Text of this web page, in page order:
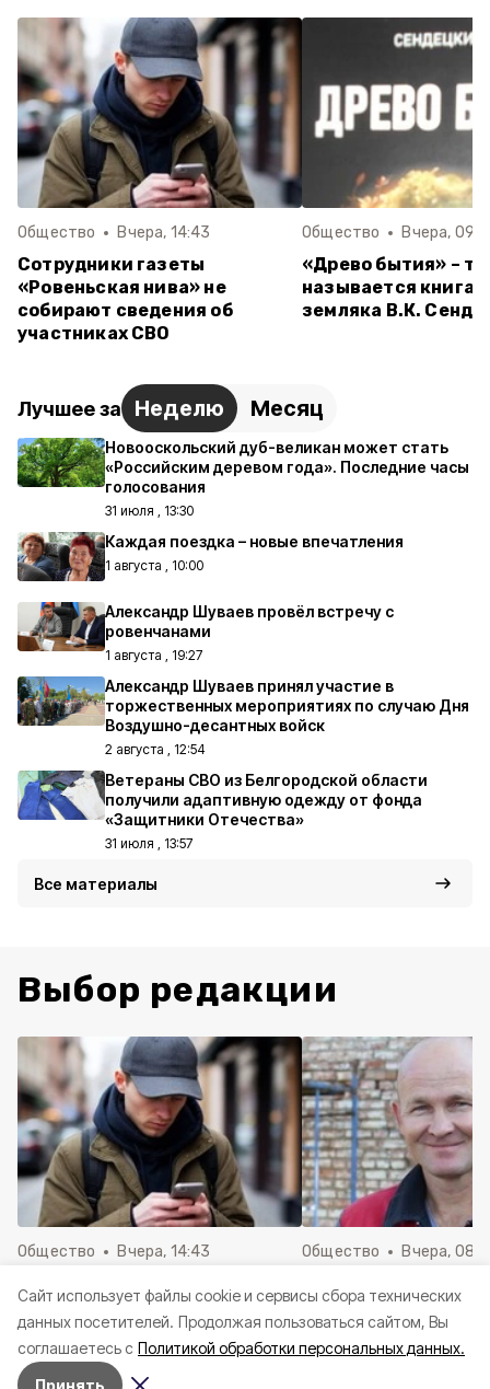
Cайт использует файлы cookie и сервисы сбора технических
данных посетителей. Продолжая пользоваться сайтом, Вы
соглашаетесь с Политикой обработки персональных данных.
Принять
Общество Вчера, 14:43
Сотрудники газеты
«Ровеньская нива» не
собирают сведения об
участниках СВО
Общество Вчера,
«Древо бытия» –
называется книга
земляка В.К.
Лучшее за Неделю Месяц
Новооскольский дуб-великан может стать
«Российским деревом года». Последние часы
голосования
31 июля , 13:30
Каждая поездка – новые впечатления
1 августа , 10:00
Александр Шуваев провёл встречу с
ровенчанами
1 августа , 19:27
Александр Шуваев принял участие в
торжественных мероприятиях по случаю Дня
Воздушно-десантных войск
2 августа , 12:54
Ветераны СВО из Белгородской области
получили адаптивную одежду от фонда
«Защитники Отечества»
31 июля , 13:57
Все материалы
Выбор редакции
Общество Вчера, 14:43
«Ровеньская нива» не
собирают сведения об
участниках СВО
Общество Вчера,